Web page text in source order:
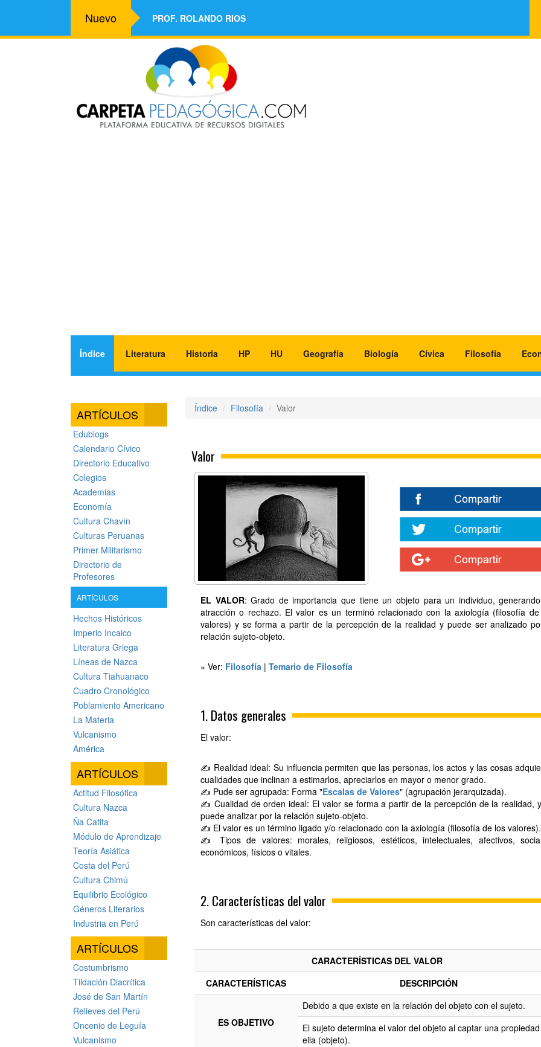
Nuevo PROF. ROLANDO RIOS
Índice Literatura Historia HP HU Geografía Biología Cívica Filosofía
ARTÍCULOS
Edublogs
Calendario Cívico
Directorio Educativo
Colegios
Academias
Economía
Cultura Chavín
Culturas Peruanas
Primer Militarismo
Directorio de
Profesores
ARTÍCULOS
Hechos Históricos
Imperio Incaico
Literatura Griega
Líneas de Nazca
Cultura Tiahuanaco
Cuadro Cronológico
Poblamiento Americano
La Materia
Vulcanismo
América
ARTÍCULOS
Actitud Filosófica
Cultura Nazca
Ña Catita
Módulo de Aprendizaje
Teoría Asiática
Costa del Perú
Cultura Chimú
Equilibrio Ecológico
Géneros Literarios
Industria en Perú
ARTÍCULOS
Costumbrismo
Tildación Diacrítica
José de San Martín
Relieves del Perú
Oncenio de Leguía
Vulcanismo
Índice Filosofía Valor
Valor
EL VALOR: Grado de importancia que tiene un objeto para un individuo,
atracción o rechazo. El valor es un terminó relacionado con la axiología (filosofía
valores) y se forma a partir de la percepción de la realidad y puede ser analizado
relación sujeto-objeto.
» Ver: Filosofía | Temario de Filosofía
1. Datos generales
El valor:
✍ Realidad ideal: Su influencia permiten que las personas, los actos y las cosas
cualidades que inclinan a estimarlos, apreciarlos en mayor o menor grado.
✍ Pude ser agrupada: Forma "Escalas de Valores" (agrupación jerarquizada).
✍ Cualidad de orden ideal: El valor se forma a partir de la percepción de la realidad,
puede analizar por la relación sujeto-objeto.
✍ El valor es un término ligado y/o relacionado con la axiología (filosofía de los valores).
✍ Tipos de valores: morales, religiosos, estéticos, intelectuales, afectivos,
económicos, físicos o vitales.
2. Características del valor
Son características del valor:
CARACTERÍSTICAS DEL VALOR
CARACTERÍSTICAS
DESCRIPCIÓN
ES OBJETIVO
Debido a que existe en la relación del objeto con el sujeto.
El sujeto determina el valor del objeto al captar una
ella (objeto).